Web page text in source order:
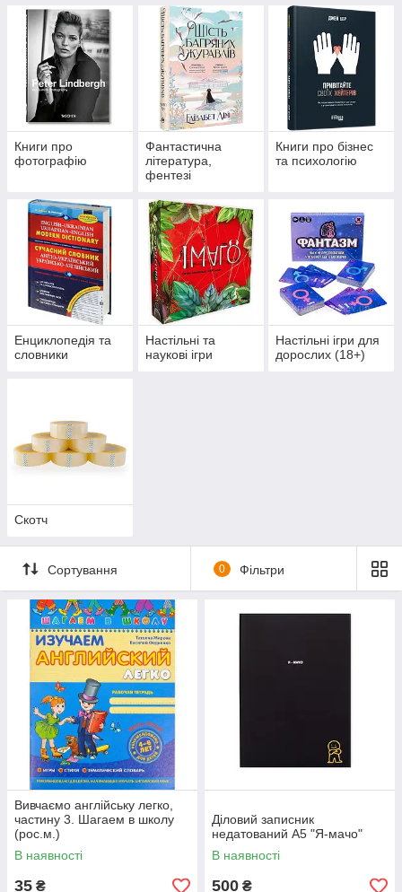
Книги про
фотографію
Фантастична
література,
фентезі
Книги про бізнес
та психологію
Енциклопедія та
словники
Настільні та
наукові ігри
Настільні ігри для
дорослих (18+)
Скотч
Сортування 0 Фільтри
Вивчаємо англійську легко,
частину 3. Шагаем в школу
(рос.м.)
В наявності
35 ₴
Діловий записник
недатований А5 "Я-мачо"
В наявності
500 ₴